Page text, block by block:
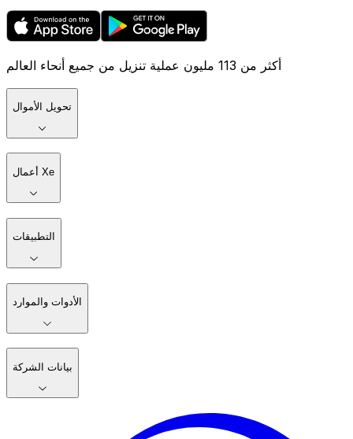
أكثر من 113 مليون عملية تنزيل من جميع أنحاء العالم
تحويل الأموال
أعمال Xe
التطبيقات
الأدوات والموارد
بيانات الشركة